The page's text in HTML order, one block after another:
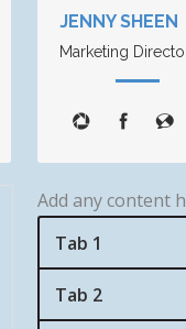
JENNY SHEEN
Marketing
Add any content
Tab 1
Tab 2